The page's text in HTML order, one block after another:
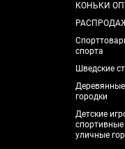
КОНЬКИ
спорта
Шведские
Деревянные
городки
Детские
уличные